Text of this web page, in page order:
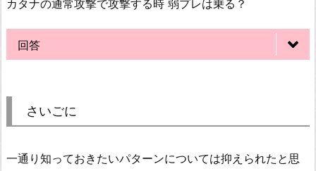
カタナの通常攻撃で攻撃する時 弱プレは乗る？
回答
さいごに
一通り知っておきたいパターンについては抑えられたと思